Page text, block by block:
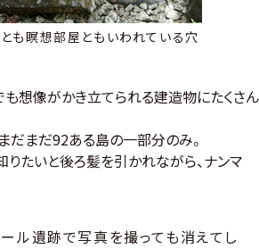
も瞑想部屋ともいわれている穴
も想像がかき立てられる建造物にたくさん
だまだ92ある島の一部分のみ。
たいと後ろ髪を引かれながら、ナンマ
ル遺跡で写真を撮っても消えてし